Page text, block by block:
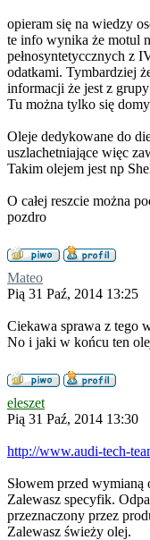
opieram się na wiedzy
te info wynika że motul
pełnosyntetyccznych z
odatkami. Tymbardziej
informacji że jest z
Tu można tylko się
Oleje dedykowane do
uszlachetniające więc
Takim olejem jest np
O całej reszcie można
pozdro
Mateo
Pią 31 Paź, 2014 13:25
Ciekawa sprawa z tego
No i jaki w końcu ten
eleszet
Pią 31 Paź, 2014 13:30
http://www.audi-tech-
Słowem przed
Zalewasz specyfik.
przeznaczony przez
Zalewasz świeży olej.